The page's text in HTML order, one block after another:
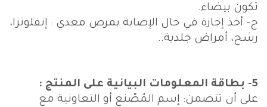
تكون بيضاء.
ج‌- أخذ إجازة في حال الإصابة بمرض معدي : إنفلونزا،
رشح، أمراض جلدية..
5- بطاقة المعلومات البيانية على المنتج :
على أن تتضمن: إسم المُصّنع أو التعاونية مع